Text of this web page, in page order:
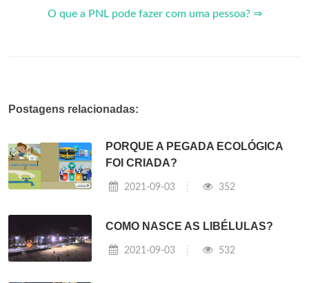
O que a PNL pode fazer com uma pessoa? ⇒
Postagens relacionadas:
PORQUE A PEGADA ECOLÓGICA
FOI CRIADA?
2021-09-03 352
COMO NASCE AS LIBÉLULAS?
2021-09-03 532